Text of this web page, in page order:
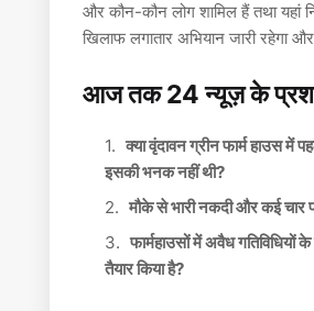
और कौन-कौन लोग शामिल हैं तथा यहां
खिलाफ लगातार अभियान जारी रहेगा
आज तक 24 न्यूज़ के
क्या वृंदावन ग्रीन फार्म हाउस में
इसकी भनक नहीं थी?
मौके से भारी नकदी और कई चार
फार्महाउसों में अवैध गतिविधियों
तैयार किया है?